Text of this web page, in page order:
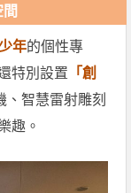
年的個性專
特別設置 「創
、智慧雷射雕刻
趣。